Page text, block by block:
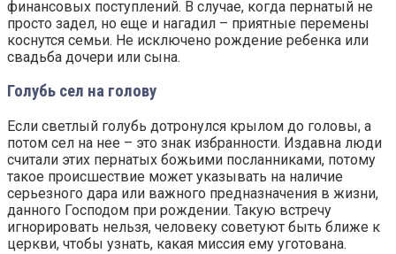
финансовых поступлений. В случае, когда пернатый не
просто задел, но еще и нагадил – приятные перемены
коснутся семьи. Не исключено рождение ребенка или
свадьба дочери или сына.
Голубь сел на голову
Если светлый голубь дотронулся крылом до головы, а
потом сел на нее – это знак избранности. Издавна люди
считали этих пернатых божьими посланниками, потому
такое происшествие может указывать на наличие
серьезного дара или важного предназначения в жизни,
данного Господом при рождении. Такую встречу
игнорировать нельзя, человеку советуют быть ближе к
церкви, чтобы узнать, какая миссия ему уготована.